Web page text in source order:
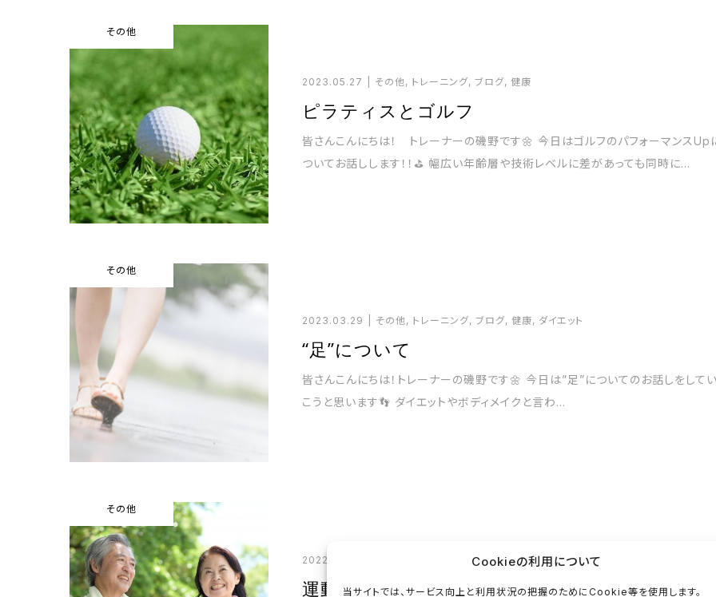
Cookieの利用について
当サイトでは、サービス向上と利用状況の把握のためにCookie等を使用します。
その他
2023.05.27 その他, トレーニング,ブログ,健康
ピラティスとゴルフ
皆さんこんにちは！ トレーナーの磯野です🌼 今日はゴルフのパフォーマンスUp
ついてお話しします！！⛳️ 幅広い年齢層や技術レベルに差があっても同時に...
その他
2023.03.29 その他, トレーニング,ブログ,健康, ダイエット
“足”について
皆さんこんにちは！トレーナーの磯野です🌼 今日は”足”についてのお話しをして
こうと思います👣 ダイエットやボディメイクと言わ...
その他
2022.08.19 ,健康,ダイエット
運動をする本当の理由